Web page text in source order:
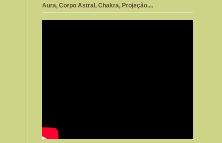
Aura, Corpo Astral, Chakra, Projeção....